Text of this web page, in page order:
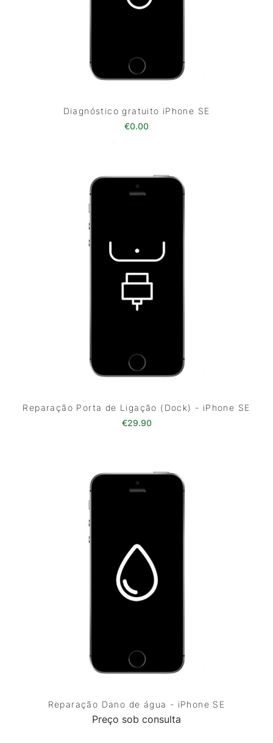
Diagnóstico gratuito iPhone SE
€0.00
Reparação Porta de Ligação (Dock) - iPhone SE
€29.90
Reparação Dano de água - iPhone SE
Preço sob consulta